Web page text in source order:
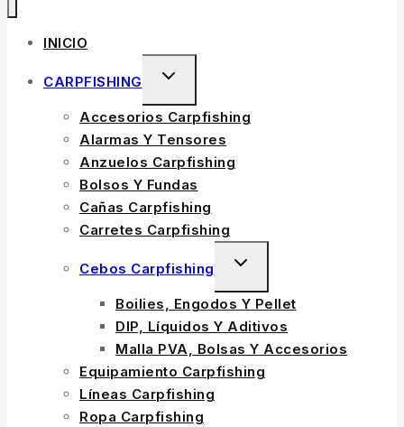
INICIO
CARPFISHING
TOGGLE
MENU
Accesorios Carpfishing
Alarmas Y Tensores
Anzuelos Carpfishing
Bolsos Y Fundas
Cañas Carpfishing
Carretes Carpfishing
Cebos Carpfishing
TOGGLE
MENU
Boilies, Engodos Y Pellet
DIP, Líquidos Y Aditivos
Malla PVA, Bolsas Y Accesorios
Equipamiento Carpfishing
Líneas Carpfishing
Ropa Carpfishing